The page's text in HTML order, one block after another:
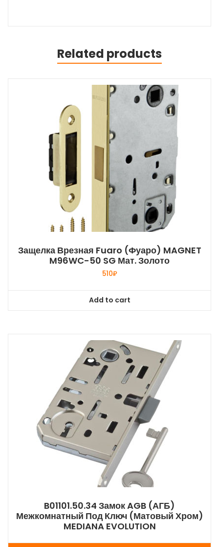
Related products
Защелка Врезная Fuaro (Фуаро) MAGNET
M96WC-50 SG Мат. Золото
510₽
Add to cart
B01101.50.34 Замок AGB (АГБ)
Межкомнатный Под Ключ (матовый Хром)
MEDIANA EVOLUTION